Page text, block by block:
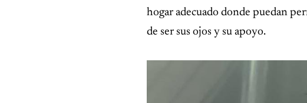
hogar adecuado donde puedan
de ser sus ojos y su apoyo.